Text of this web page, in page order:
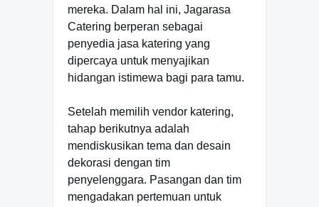
mereka. Dalam hal ini, Jagarasa
Catering berperan sebagai
penyedia jasa katering yang
dipercaya untuk menyajikan
hidangan istimewa bagi para tamu.
Setelah memilih vendor katering,
tahap berikutnya adalah
mendiskusikan tema dan desain
dekorasi dengan tim
penyelenggara. Pasangan dan tim
mengadakan pertemuan untuk